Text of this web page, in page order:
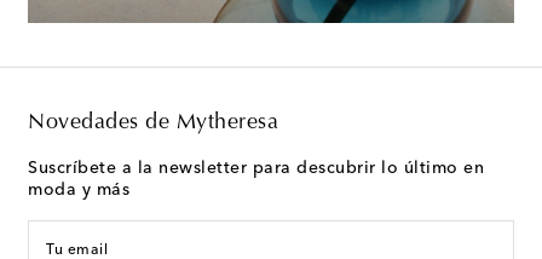
Novedades de Mytheresa
Suscríbete a la newsletter para descubrir lo último en
moda y más
Tu email